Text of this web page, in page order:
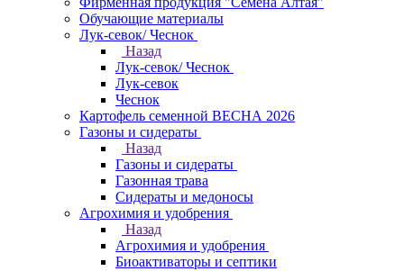
Обучающие материалы
Лук-севок/ Чеснок
Назад
Лук-севок/ Чеснок
Лук-севок
Чеснок
Картофель семенной ВЕСНА 2026
Газоны и сидераты
Назад
Газоны и сидераты
Газонная трава
Сидераты и медоносы
Агрохимия и удобрения
Назад
Агрохимия и удобрения
Биоактиваторы и септики